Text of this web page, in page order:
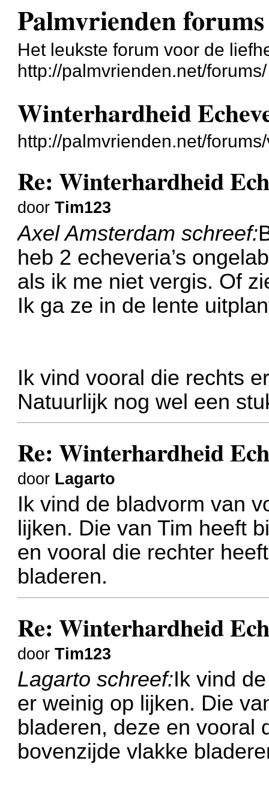
Palmvrienden forums
Het leukste forum voor de
http://palmvrienden.net/forums/
Winterhardheid
http://palmvrienden.net/
Re: Winterhardheid
doorTim123
Axel Amsterdam schreef:
heb 2 echeveria’s
als ik me niet vergis. Of
Ik ga ze in de lente
Ik vind vooral die rechts
Natuurlijk nog wel een
Re: Winterhardheid
door Lagarto
Ik vind de bladvorm van
lijken. Die van Tim heeft
en vooral die rechter
bladeren.
Re: Winterhardheid
doorTim123
Lagarto schreef:Ik vind
er weinig op lijken. Die
bladeren, deze en vooral
bovenzijde vlakke